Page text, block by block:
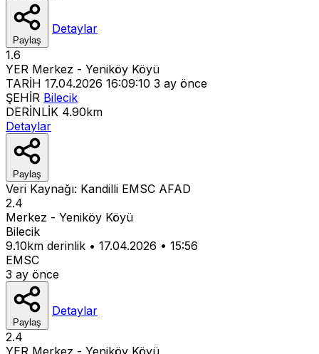
Paylaş
Detaylar
1.6
YER Merkez - Yeniköy Köyü
TARİH 17.04.2026 16:09:10 3 ay önce
ŞEHİR Bilecik
DERİNLİK 4.90km
Detaylar
Paylaş
Veri Kaynağı: Kandilli EMSC AFAD
2.4
Merkez - Yeniköy Köyü
Bilecik
9.10km derinlik • 17.04.2026 • 15:56
EMSC
3 ay önce
Paylaş
Detaylar
2.4
YER Merkez - Yeniköy Köyü